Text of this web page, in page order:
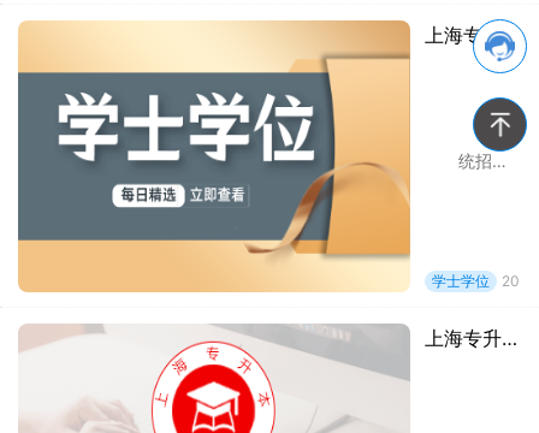
上海专升本学士学位取得了有什么用？
统招专升本的用途 1、拥有更高的学历 普通专升本毕业后第一学历为本科，专升本考上后在本科院校就读，享受全日制正规本科教学，
学士学位
上海专升本学生应该怎么获得学士学位呢？